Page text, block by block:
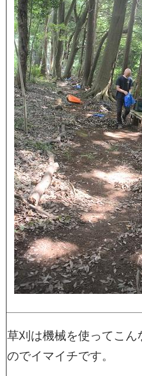
草刈は機械を使ってこん
のでイマイチです。